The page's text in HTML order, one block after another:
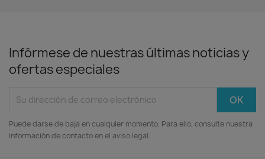
Infórmese de nuestras últimas noticias y
ofertas especiales
Puede darse de baja en cualquier momento. Para ello, consulte nuestra
información de contacto en el aviso legal.